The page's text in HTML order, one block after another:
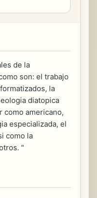
de la
son: el trabajo
la
diatopica
como americano,
especializada, el
como la
"